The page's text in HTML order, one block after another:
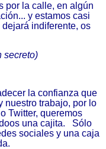
por la calle, en algún
y estamos casi
indiferente, os
secreto)
la confianza que
nuestro trabajo, por lo
Twitter, queremos
una cajita. Sólo
sociales y una caja